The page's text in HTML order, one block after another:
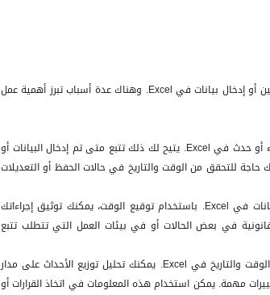
أو إدخال بيانات في Excel. وهناك عدة أسباب تبرز أهمية عمل
أو حدث في Excel. يتيح لك ذلك تتبع متى تم إدخال البيانات أو
للتحقق من الوقت والتاريخ في حالات الحفظ أو التعديلات
في Excel. باستخدام توقيع الوقت، يمكنك توثيق إجراءاتك
في بعض الحالات أو في بيئات العمل التي تتطلب تتبع
والتاريخ في Excel. يمكنك تحليل توزيع الأحداث على مدار
مهمة. يمكن استخدام هذه المعلومات في اتخاذ القرارات أو